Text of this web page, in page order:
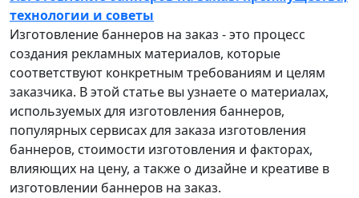
технологии и советы
Изготовление баннеров на заказ - это процесс
создания рекламных материалов, которые
соответствуют конкретным требованиям и целям
заказчика. В этой статье вы узнаете о материалах,
используемых для изготовления баннеров,
популярных сервисах для заказа изготовления
баннеров, стоимости изготовления и факторах,
влияющих на цену, а также о дизайне и креативе в
изготовлении баннеров на заказ.